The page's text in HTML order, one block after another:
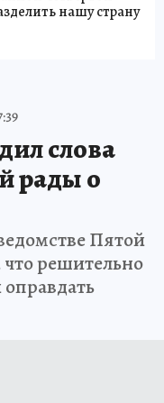
нашу страну
слова
рады о
Пятой
решительно